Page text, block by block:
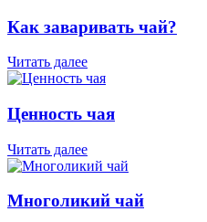
Как заваривать чай?
Читать далее
Ценность чая
Читать далее
Многоликий чай